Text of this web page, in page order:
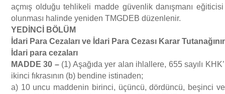
açmış olduğu tehlikeli madde güvenlik danışmanı eğiticisi
olunması halinde yeniden TMGDEB düzenlenir.
YED NC BÖLÜ M
dari Para Cezaları ve dari Para Cezası Karar Tutanağını
dari para cezaları
MADDE 30 –(1) Aşağıda yer alan ihlallere, 655 sayılı
ikinci fıkrasının (b) bendine istinaden;
a) 10 uncu maddenin birinci, üçüncü, dördüncü, beşinci ve